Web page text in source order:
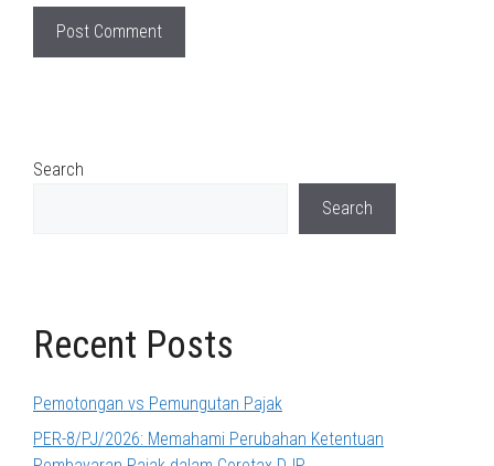
Search
Search
Recent Posts
Pemotongan vs Pemungutan Pajak
PER-8/PJ/2026: Memahami Perubahan Ketentuan